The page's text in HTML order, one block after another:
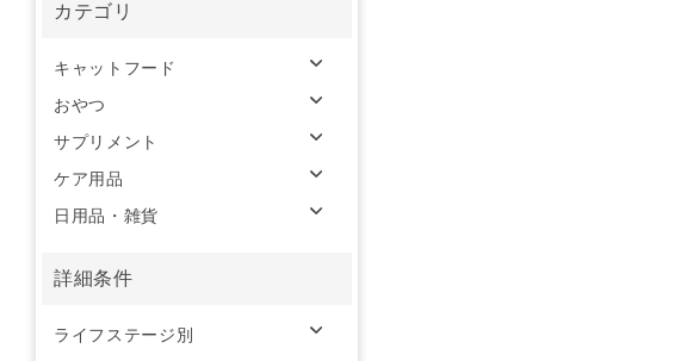
カテゴリ
キャットフード
おやつ
サプリメント
ケア用品
日用品・雑貨
詳細条件
ライフステージ別